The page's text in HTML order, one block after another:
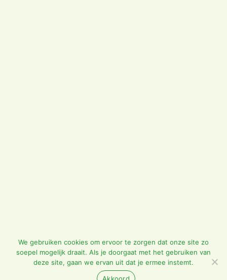
We gebruiken cookies om ervoor te zorgen dat onze site zo
soepel mogelijk draait. Als je doorgaat met het gebruiken van
deze site, gaan we ervan uit dat je ermee instemt.
Akkoord